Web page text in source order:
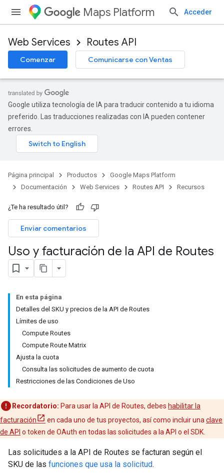
Maps Platform Acceder
Web Services Routes API
Comenzar Comunicarse con Ventas
Google utiliza tecnología de IA para traducir contenido a tu idioma
preferido. Las traducciones realizadas con IA pueden contener
errores.
Página principal Productos
Google Maps Platform
Documentación
Web Services Routes API Recursos
¿Te ha resultado útil?
Enviar comentarios
Uso y facturación de la API de Routes
En esta página
Detalles del SKU y precios de la API de Routes
Límites de uso
Compute Routes
Compute Route Matrix
Ajusta la cuota
Consulta las solicitudes de aumento de cuota
Restricciones de las Condiciones de Uso
Recordatorio: Para usar la API de Routes, debes habilitar la
facturación
en cada uno de tus proyectos, así como incluir una clave
de API o token de OAuth en todas las solicitudes a la API o el SDK.
Las solicitudes a la API de Routes se facturan según el
SKU de las funciones que usa la solicitud.